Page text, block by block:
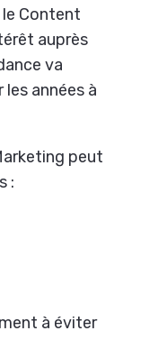
le Content
auprès
va
années à
peut
:
à éviter